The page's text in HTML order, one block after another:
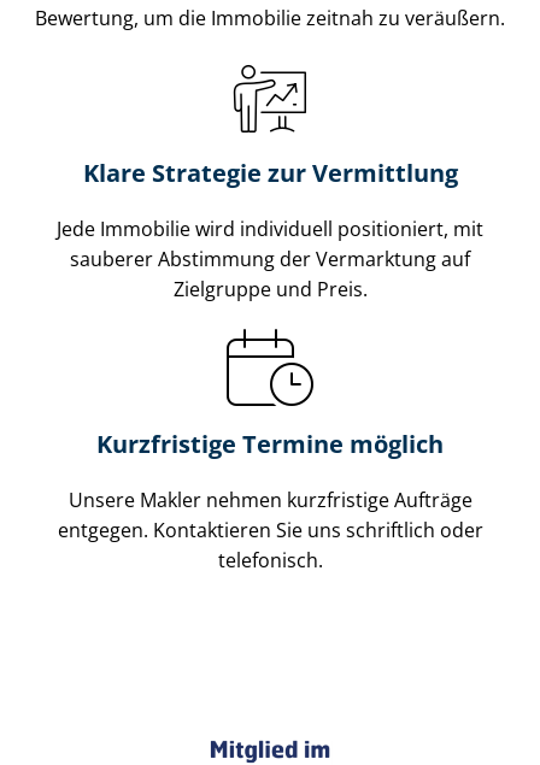
Bewertung, um die Immobilie zeitnah zu veräußern.
Klare Strategie zur Vermittlung
Jede Immobilie wird individuell positioniert, mit
sauberer Abstimmung der Vermarktung auf
Zielgruppe und Preis.
Kurzfristige Termine möglich
Unsere Makler nehmen kurzfristige Aufträge
entgegen. Kontaktieren Sie uns schriftlich oder
telefonisch.